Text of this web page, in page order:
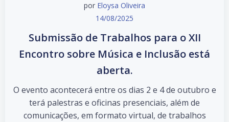
por Eloysa Oliveira
14/08/2025
Submissão de Trabalhos para o XII
Encontro sobre Música e Inclusão está
aberta.
O evento acontecerá entre os dias 2 e 4 de outubro e
terá palestras e oficinas presenciais, além de
comunicações, em formato virtual, de trabalhos